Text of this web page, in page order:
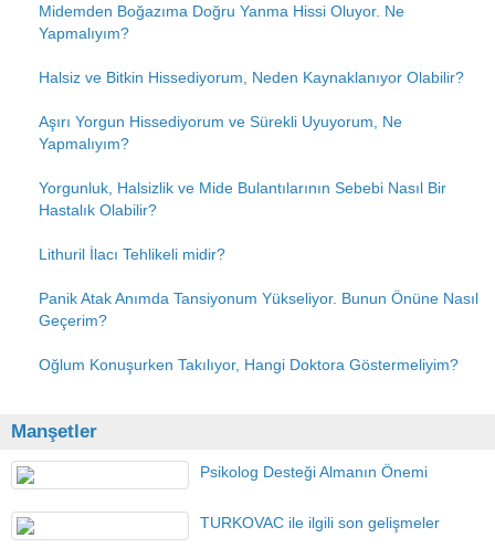
Midemden Boğazıma Doğru Yanma Hissi Oluyor. Ne
Yapmalıyım?
Halsiz ve Bitkin Hissediyorum, Neden Kaynaklanıyor Olabilir?
Aşırı Yorgun Hissediyorum ve Sürekli Uyuyorum, Ne
Yapmalıyım?
Yorgunluk, Halsizlik ve Mide Bulantılarının Sebebi Nasıl Bir
Hastalık Olabilir?
Lithuril İlacı Tehlikeli midir?
Panik Atak Anımda Tansiyonum Yükseliyor. Bunun Önüne Nasıl
Geçerim?
Oğlum Konuşurken Takılıyor, Hangi Doktora Göstermeliyim?
Manşetler
Psikolog Desteği Almanın Önemi
TURKOVAC ile ilgili son gelişmeler